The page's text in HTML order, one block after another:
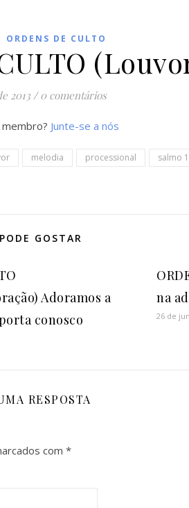
ORDENS DE CULTO
2013 / 0 comentários
Junte-se a nós
melodia processional salmo
GOSTAR
Adoramos a
conosco
na
26 de
RESPOSTA
com *